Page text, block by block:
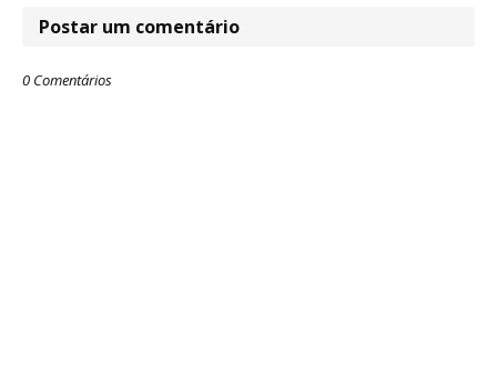
Postar um comentário
0 Comentários